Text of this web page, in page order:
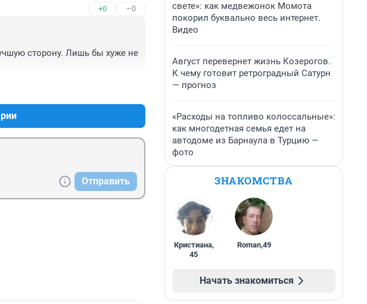
+0 –0
сторону. Лишь бы хуже не
Отправить
свете»: как медвежонок Момота
покорил буквально весь интернет.
Видео
Август перевернет жизнь Козерогов.
К чему готовит ретроградный Сатурн
— прогноз
«Расходы на топливо колоссальные»:
как многодетная семья едет на
автодоме из Барнаула в Турцию —
фото
ЗНАКОМСТВА
Кристиана,
45
Roman,49
Начать знакомиться